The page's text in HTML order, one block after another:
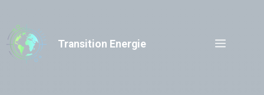
contenu
Transition Energie Menu